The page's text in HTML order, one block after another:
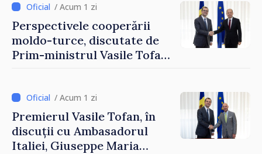
Reuniune la Moghiliov-
Podolsk
/ Acum 1 zi
Perspectivele cooperării
moldo-turce, discutate de
Prim-ministrul Vasile Tofan
/ Acum 1 zi
Premierul Vasile Tofan, în
discuții cu Ambasadorul
Italiei, Giuseppe Maria